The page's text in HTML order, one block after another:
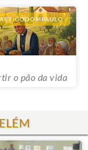
o pão da vida